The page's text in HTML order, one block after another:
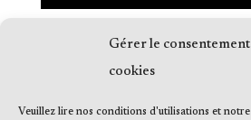
Gérer le consentement
cookies
Veuillez lire nos conditions d'utilisations et